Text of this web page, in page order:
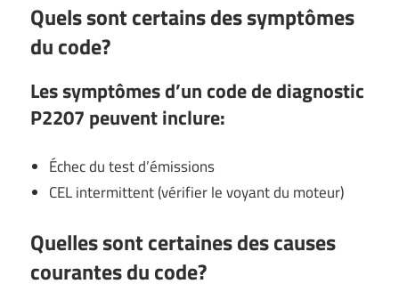
Quels sont certains des symptômes
du code?
Les symptômes d’un code de diagnostic
P2207 peuvent inclure:
Échec du test d’émissions
CEL intermittent (vérifier le voyant du moteur)
Quelles sont certaines des causes
courantes du code?